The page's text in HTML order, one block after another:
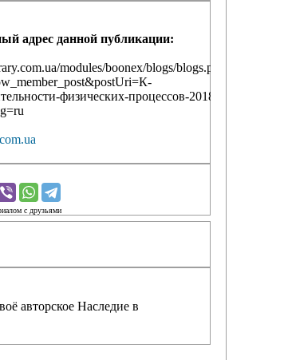
адрес данной публикации:
modules/boonex/blogs/blogs.php?
физических-процессов-2018-
с друзьями
авторское Наследие в